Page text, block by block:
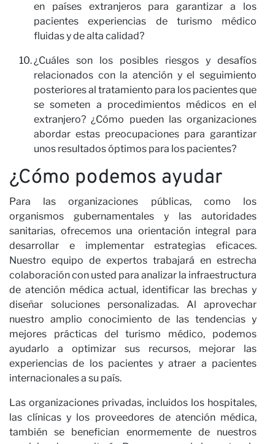
en países extranjeros para garantizar a los
pacientes experiencias de turismo médico
fluidas y de alta calidad?
¿Cuáles son los posibles riesgos y desafíos
relacionados con la atención y el seguimiento
posteriores al tratamiento para los pacientes que
se someten a procedimientos médicos en el
extranjero? ¿Cómo pueden las organizaciones
abordar estas preocupaciones para garantizar
unos resultados óptimos para los pacientes?
¿Cómo podemos ayudar
Para las organizaciones públicas, como los
organismos gubernamentales y las autoridades
sanitarias, ofrecemos una orientación integral para
desarrollar e implementar estrategias eficaces.
Nuestro equipo de expertos trabajará en estrecha
colaboración con usted para analizar la infraestructura
de atención médica actual, identificar las brechas y
diseñar soluciones personalizadas. Al aprovechar
nuestro amplio conocimiento de las tendencias y
mejores prácticas del turismo médico, podemos
ayudarlo a optimizar sus recursos, mejorar las
experiencias de los pacientes y atraer a pacientes
internacionales a su país.
Las organizaciones privadas, incluidos los hospitales,
las clínicas y los proveedores de atención médica,
también se benefician enormemente de nuestros